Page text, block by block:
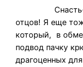
Снасть-то
отцов! Я еще
который, в
подвод пачку
драгоценных